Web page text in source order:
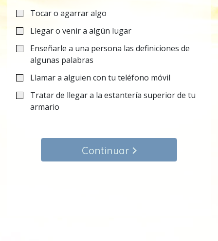
Tocar o agarrar algo
Llegar o venir a algún lugar
Enseñarle a una persona las definiciones de
algunas palabras
Llamar a alguien con tu teléfono móvil
Tratar de llegar a la estantería superior de tu
armario
Continuar